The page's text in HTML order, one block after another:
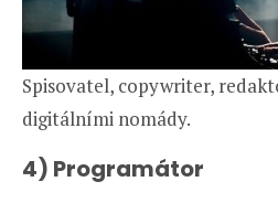
Spisovatel, copywriter,
digitálními nomády.
4) Programátor